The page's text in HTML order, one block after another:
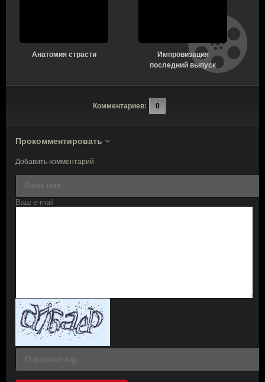
Анатомия страсти
Импровизация
последний выпуск
Комментариев: 0
Прокомментировать
Добавить комментарий